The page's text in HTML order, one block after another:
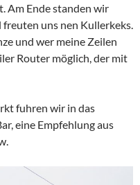
Am Ende standen wir
uns nen Kullerkeks.
und wer meine Zeilen
Router möglich, der mit
fuhren wir in das
eine Empfehlung aus